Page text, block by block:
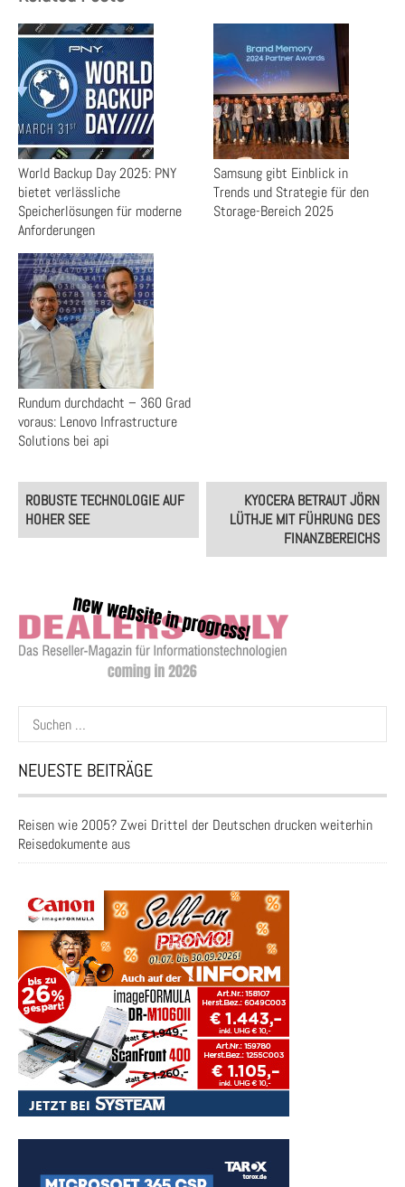
World Backup Day 2025: PNY
bietet verlässliche
Speicherlösungen für moderne
Anforderungen
Samsung gibt Einblick in
Trends und Strategie für den
Storage-Bereich 2025
Rundum durchdacht – 360 Grad
voraus: Lenovo Infrastructure
Solutions bei api
Post
navigation
ROBUSTE TECHNOLOGIE AUF
HOHER SEE
KYOCERA BETRAUT JÖRN
LÜTHJE MIT FÜHRUNG DES
FINANZBEREICHS
Suchen
nach:
NEUESTE BEITRÄGE
Reisen wie 2005? Zwei Drittel der Deutschen drucken weiterhin
Reisedokumente aus